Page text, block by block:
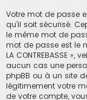
Votre mot de passe
qu’il soit sécurisé.
le même mot de
mot de passe est le
LA CONTREBASSE
aucun cas une
phpBB ou à un site
légitimement votre
de votre compte,